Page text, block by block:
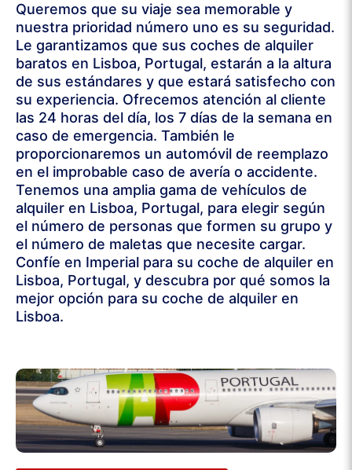
Queremos que su viaje sea memorable y
nuestra prioridad número uno es su seguridad.
Le garantizamos que sus coches de alquiler
baratos en Lisboa, Portugal, estarán a la altura
de sus estándares y que estará satisfecho con
su experiencia. Ofrecemos atención al cliente
las 24 horas del día, los 7 días de la semana en
caso de emergencia. También le
proporcionaremos un automóvil de reemplazo
en el improbable caso de avería o accidente.
Tenemos una amplia gama de vehículos de
alquiler en Lisboa, Portugal, para elegir según
el número de personas que formen su grupo y
el número de maletas que necesite cargar.
Confíe en Imperial para su coche de alquiler en
Lisboa, Portugal, y descubra por qué somos la
mejor opción para su coche de alquiler en
Lisboa.